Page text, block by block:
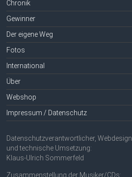
Chronik
Gewinner
Der eigene Weg
Fotos
International
Über
Webshop
Impressum / Datenschutz
Datenschutzverantwortlicher, Webdesign
und technische Umsetzung:
Klaus-Ulrich Sommerfeld
Zusammenstellung der Musiker/CDs: